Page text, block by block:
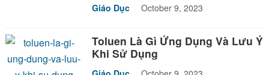
Giáo Dục October 9, 2023
Toluen Là Gì Ứng Dụng Và Lưu Ý
Khi Sử Dụng